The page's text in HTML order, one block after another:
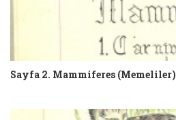
Sayfa 2. Mammiferes (Memeliler)